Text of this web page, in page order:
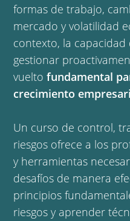
formas de trabajo,
mercado y volatilidad
contexto, la
gestionar
vueltofundamental
crecimiento
Un curso de control,
riesgos ofrece a los
y herramientas
desafíos de manera
principios
riesgos y aprender